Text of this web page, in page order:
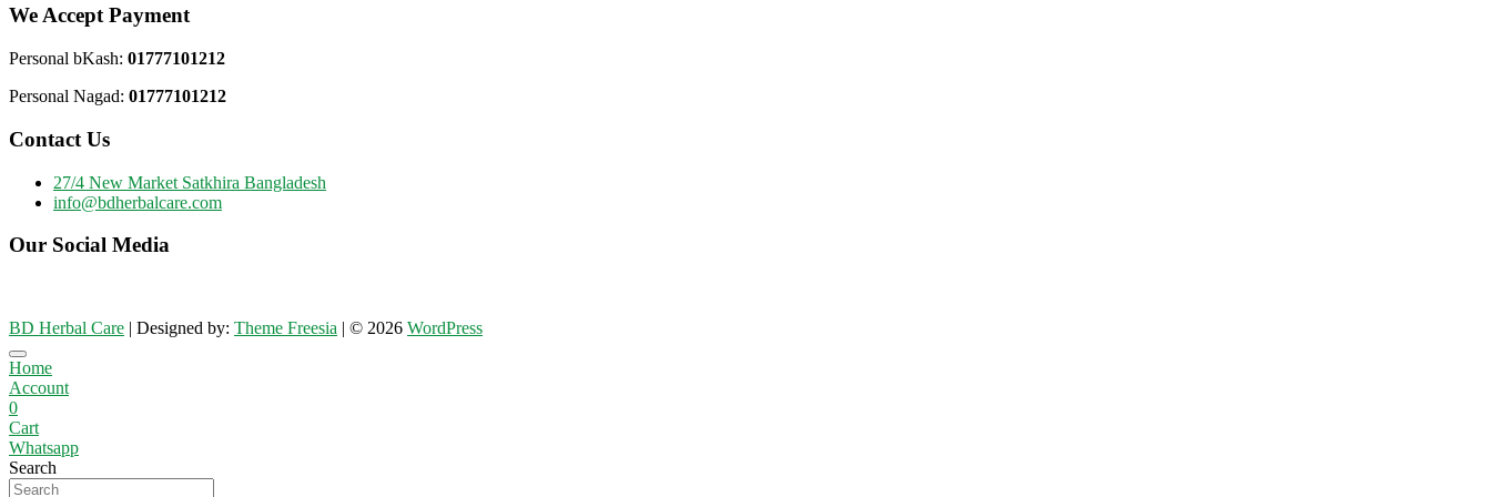
We Accept Payment
Personal bKash: 01777101212
Personal Nagad: 01777101212
Contact Us
27/4 New Market Satkhira Bangladesh
info@bdherbalcare.com
Our Social Media
BD Herbal Care | Designed by: Theme Freesia | © 2026 WordPress
Go
to
top
Home
Account
0
Cart
Whatsapp
Search